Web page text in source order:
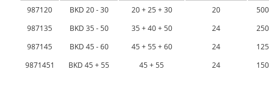
987120
BKD 20 - 30 20 + 25 + 30 20
500
987135
BKD 35 - 50 35 + 40 + 50 24
250
987145
BKD 45 - 60 45 + 55 + 60 24
125
9871451
BKD 45 + 55 45 + 55 24 150